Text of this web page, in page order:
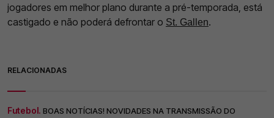
jogadores em melhor plano durante a pré-temporada, está
castigado e não poderá defrontar o St. Gallen.
RELACIONADAS
Futebol. BOAS NOTÍCIAS! NOVIDADES NA TRANSMISSÃO DO